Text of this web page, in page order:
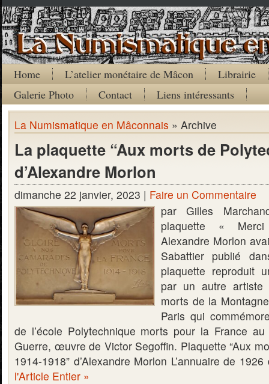
Home L’atelier monétaire de Mâcon
Librairie
Galerie Photo
Contact Liens intéressants
La Numismatique en Mâconnais » Archive
La plaquette “Aux morts de
d’Alexandre Morlon
dimanche 22 janvier, 2023 | Faire un Commentaire
par Gilles
plaquette «
Alexandre Morlon
Sabattier publié
plaquette reproduit
par un autre
morts de la
Paris qui
de l’école Polytechnique morts pour la France
Guerre, œuvre de Victor Segoffin. Plaquette “Aux
1914-1918” d’Alexandre Morlon L’annuaire de
l'Article Entier »